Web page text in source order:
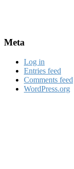
Meta
Log in
Entries feed
Comments feed
WordPress.org